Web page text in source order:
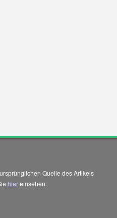
Quelle des Artikels
hiereinsehen.